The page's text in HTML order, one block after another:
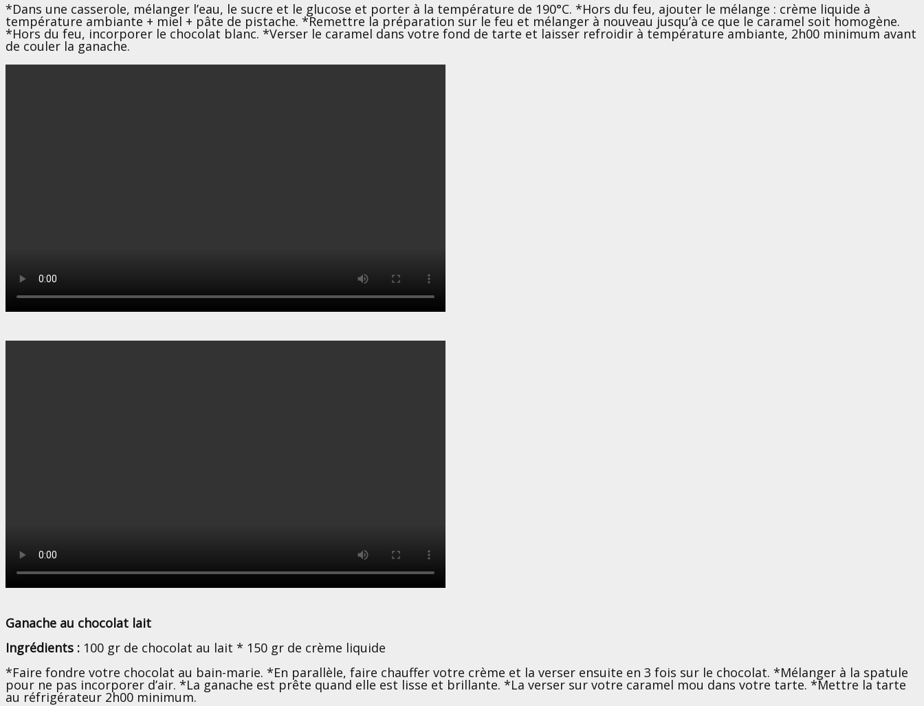
*Dans une casserole, mélanger l’eau, le sucre et le glucose et porter à la température de 190°C. *Hors du feu, ajouter le mélange : crème liquide à
température ambiante + miel + pâte de pistache. *Remettre la préparation sur le feu et mélanger à nouveau jusqu’à ce que le caramel soit homogène.
*Hors du feu, incorporer le chocolat blanc. *Verser le caramel dans votre fond de tarte et laisser refroidir à température ambiante, 2h00 minimum avant
de couler la ganache.
Ganache au chocolat lait
Ingrédients : 100 gr de chocolat au lait * 150 gr de crème liquide
*Faire fondre votre chocolat au bain-marie. *En parallèle, faire chauffer votre crème et la verser ensuite en 3 fois sur le chocolat. *Mélanger à la spatule
pour ne pas incorporer d’air. *La ganache est prête quand elle est lisse et brillante. *La verser sur votre caramel mou dans votre tarte. *Mettre la tarte
au réfrigérateur 2h00 minimum.